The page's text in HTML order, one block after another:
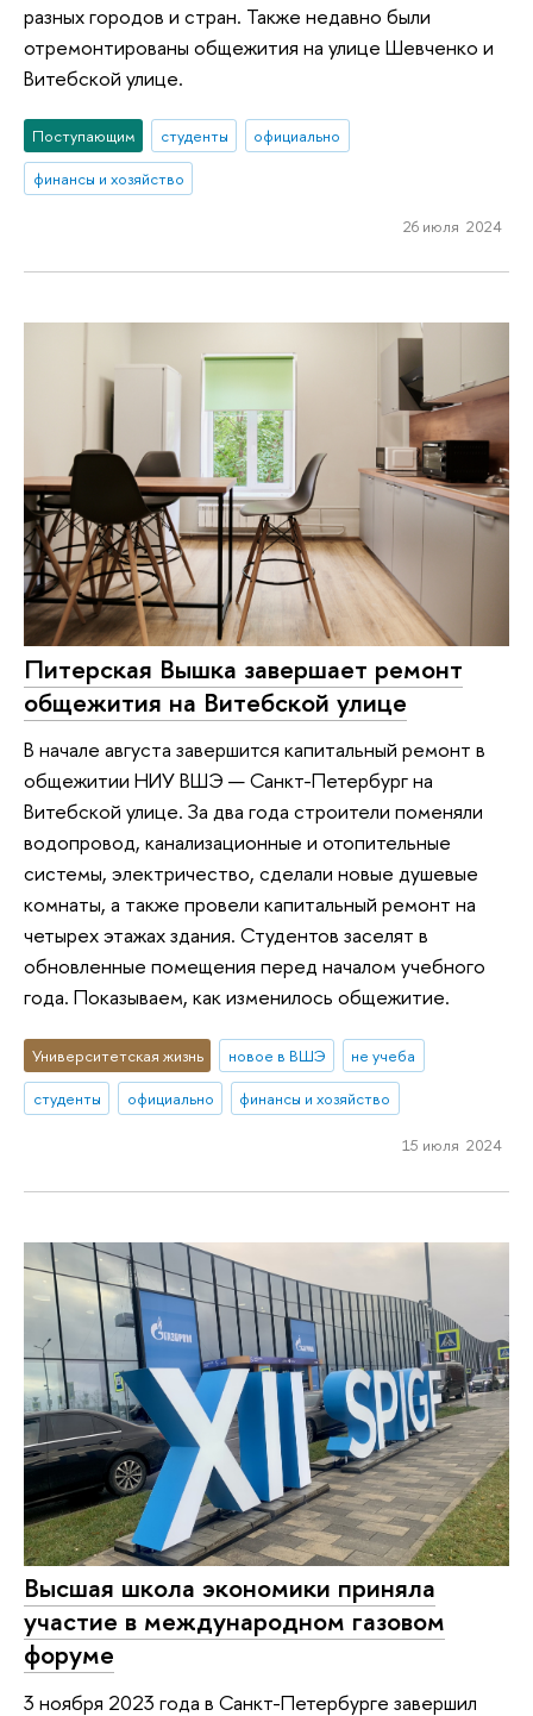
разных городов и стран. Также недавно были
отремонтированы общежития на улице Шевченко и
Витебской улице.
Поступающим студенты
официально
финансы и хозяйство
26 июля 2024
Питерская Вышка завершает ремонт
общежития на Витебской улице
В начале августа завершится капитальный ремонт в
общежитии НИУ ВШЭ — Санкт-Петербург на
Витебской улице. За два года строители поменяли
водопровод, канализационные и отопительные
системы, электричество, сделали новые душевые
комнаты, а также провели капитальный ремонт на
четырех этажах здания. Студентов заселят в
обновленные помещения перед началом учебного
года. Показываем, как изменилось общежитие.
Университетская жизнь новое в ВШЭ
не учеба
студенты
официально финансы и хозяйство
15 июля 2024
Высшая школа экономики приняла
участие в международном газовом
форуме
3 ноября 2023 года в Санкт-Петербурге завершил